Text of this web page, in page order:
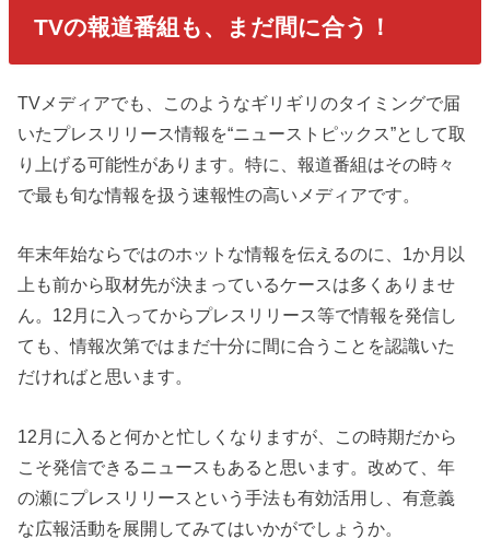
TVの報道番組も、まだ間に合う！
TVメディアでも、このようなギリギリのタイミングで届
いたプレスリリース情報を“ニューストピックス”として取
り上げる可能性があります。特に、報道番組はその時々
で最も旬な情報を扱う速報性の高いメディアです。
年末年始ならではのホットな情報を伝えるのに、1か月以
上も前から取材先が決まっているケースは多くありませ
ん。12月に入ってからプレスリリース等で情報を発信し
ても、情報次第ではまだ十分に間に合うことを認識いた
だければと思います。
12月に入ると何かと忙しくなりますが、この時期だから
こそ発信できるニュースもあると思います。改めて、年
の瀬にプレスリリースという手法も有効活用し、有意義
な広報活動を展開してみてはいかがでしょうか。